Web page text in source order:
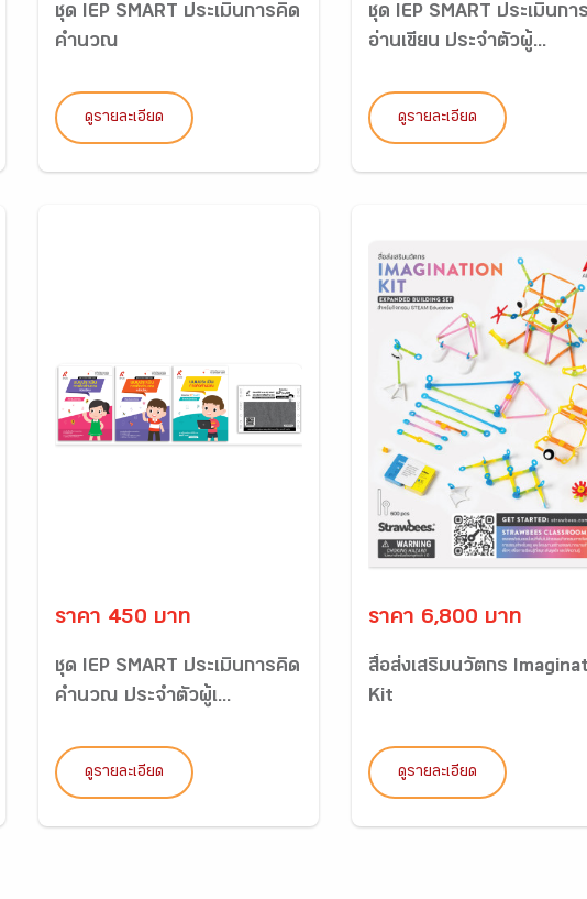
ชุด IEP SMART ประเมินการคิด
คำนวณ
ดูรายละเอียด
ชุด IEP SMART ประเมินการ
อ่านเขียน ประจำตัวผู้...
ดูรายละเอียด
ราคา 450 บาท
ชุด IEP SMART ประเมินการคิด
คำนวณ ประจำตัวผู้เ...
ดูรายละเอียด
ราคา 6,800 บาท
สื่อส่งเสริมนวัตกร
Kit
ดูรายละเอียด